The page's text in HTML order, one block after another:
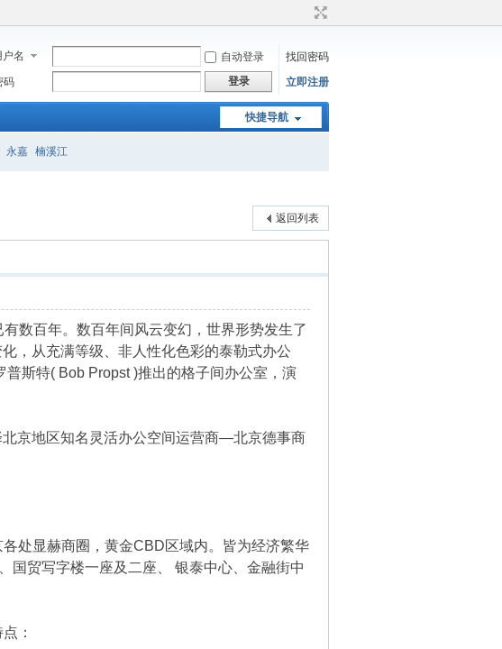
户名 自动登录
找回密码
码
登录 立即注册
快捷导航
永嘉 楠溪江
返回列表
百年。数百年间风云变幻，世界形势发生了
，从充满等级、非人性化色彩的泰勒式办公
斯特( Bob Propst )推出的格子间办公室，演
京地区知名灵活办公空间运营商—北京德事商
显赫商圈，黄金CBD区域内。皆为经济繁华
国贸写字楼一座及二座、 银泰中心、金融街中
：